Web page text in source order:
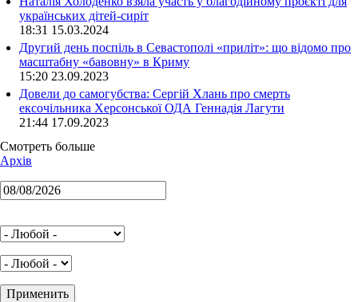
українських дітей-сиріт
18:31 15.03.2024
Другий день поспіль в Севастополі «приліт»: що відомо про
масштабну «бавовну» в Криму
15:20 23.09.2023
Довели до самогубства: Сергій Хлань про смерть
ексочільника Херсонської ОДА Геннадія Лагути
21:44 17.09.2023
Смотреть больше
Архів